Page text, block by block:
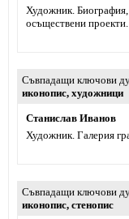
Художник.
осъществени проекти.
Съвпадащи ключови
иконопис, художници
Станислав Иванов
Художник. Галерия
Съвпадащи ключови
иконопис, стенопис